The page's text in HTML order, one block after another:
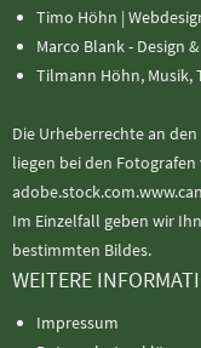
Timo Höhn |
Marco Blank - Design
Tilmann Höhn, Musik,
Die Urheberrechte an
liegen bei den
Im Einzelfall geben wir
bestimmten Bildes.
WEITERE
Impressum